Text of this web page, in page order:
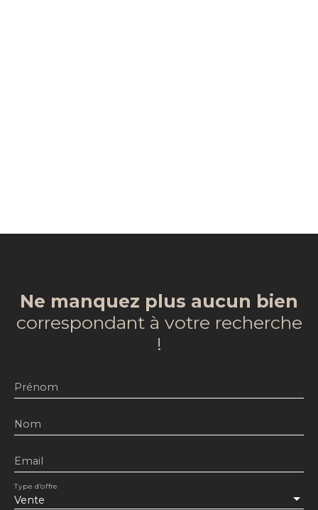
Ne manquez plus aucun bien
correspondant à votre recherche
!
Prénom
Nom
Email
Vente
Type d'offre